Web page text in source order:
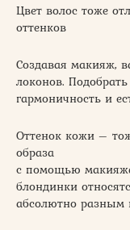
Цвет волос тоже
оттенков
Создавая макияж,
локонов.
гармоничность и
Оттенок кожи –
образа
с помощью
блондинки
абсолютно разным